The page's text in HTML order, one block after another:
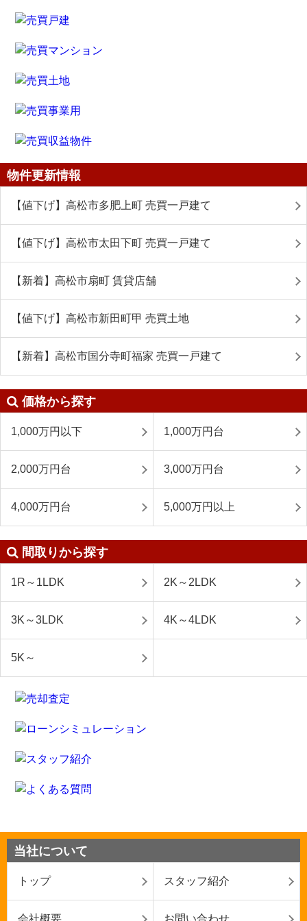
物件更新情報
【値下げ】高松市多肥上町 売買一戸建て
【値下げ】高松市太田下町 売買一戸建て
【新着】高松市扇町 賃貸店舗
【値下げ】高松市新田町甲 売買土地
【新着】高松市国分寺町福家 売買一戸建て
価格から探す
1,000万円以下 1,000万円台
2,000万円台 3,000万円台
4,000万円台 5,000万円以上
間取りから探す
1R～1LDK 2K～2LDK
3K～3LDK 4K～4LDK
5K～
当社について
トップ スタッフ紹介
会社概要 お問い合わせ